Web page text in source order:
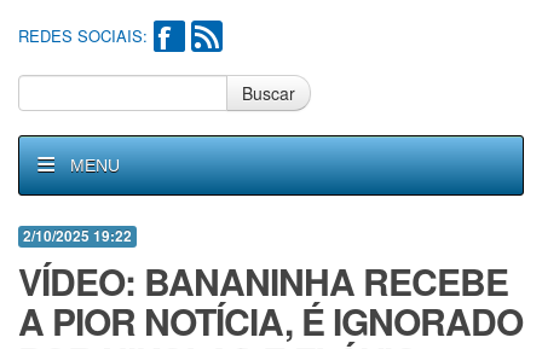
REDES SOCIAIS:
Buscar
MENU
2/10/2025 19:22
VÍDEO: BANANINHA RECEBE
A PIOR NOTÍCIA, É IGNORADO